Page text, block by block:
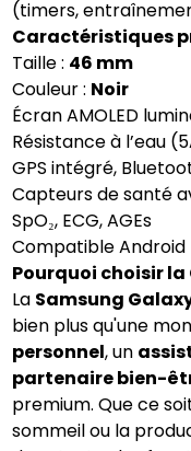
(timers,
Caractéristiques
Taille : 46 mm
Couleur : Noir
Écran AMOLED
Résistance à l’eau
GPS intégré,
Capteurs de santé
SpO₂, ECG, AGEs
Compatible Android
Pourquoi choisir
La Samsung
bien plus qu'une
personnel, un
partenaire bien-
premium. Que ce
sommeil ou la